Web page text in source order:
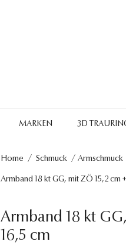
MARKEN 3D
Home / Schmuck / Armschmuck
Armband 18 kt GG, mit ZÖ 15,2 cm
Armband 18 kt
16,5 cm